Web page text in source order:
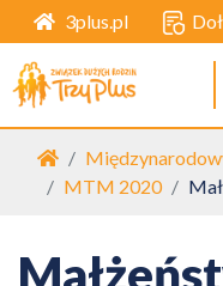
3plus.pl
Strona główna
MTM 2020